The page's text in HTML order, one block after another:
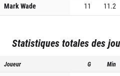
Mark Wade
11 11.2
Statistiques totales des
Joueur G Min